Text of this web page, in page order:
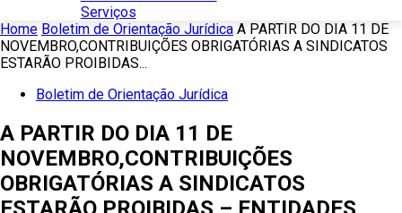
Home Boletim de Orientação Jurídica A PARTIR DO DIA 11 DE
NOVEMBRO,CONTRIBUIÇÕES OBRIGATÓRIAS A SINDICATOS
ESTARÃO PROIBIDAS...
Boletim de Orientação Jurídica
A PARTIR DO DIA 11 DE
NOVEMBRO,CONTRIBUIÇÕES
OBRIGATÓRIAS A SINDICATOS